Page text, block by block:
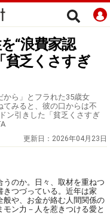
“浪費家認
貧乏くさすぎ
から」とフラれた35歳女
みると、彼の口からは不
ン引きした「貧乏くさすぎ
更新日： 2026年04月23日
うのか。日々、取材を重ねつ
つづっている。近年は家
や、お金が絡む人間関係の
モン力－人を惹きつける愛と